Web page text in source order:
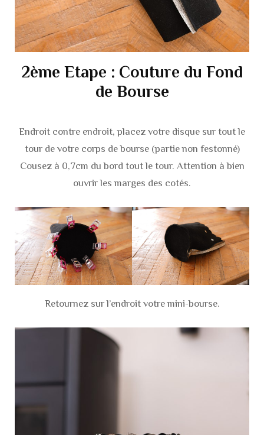
2ème Etape : Couture du Fond
de Bourse
Endroit contre endroit, placez votre disque sur tout le
tour de votre corps de bourse (partie non festonné)
Cousez à 0,7cm du bord tout le tour. Attention à bien
ouvrir les marges des cotés.
Retournez sur l’endroit votre mini-bourse.